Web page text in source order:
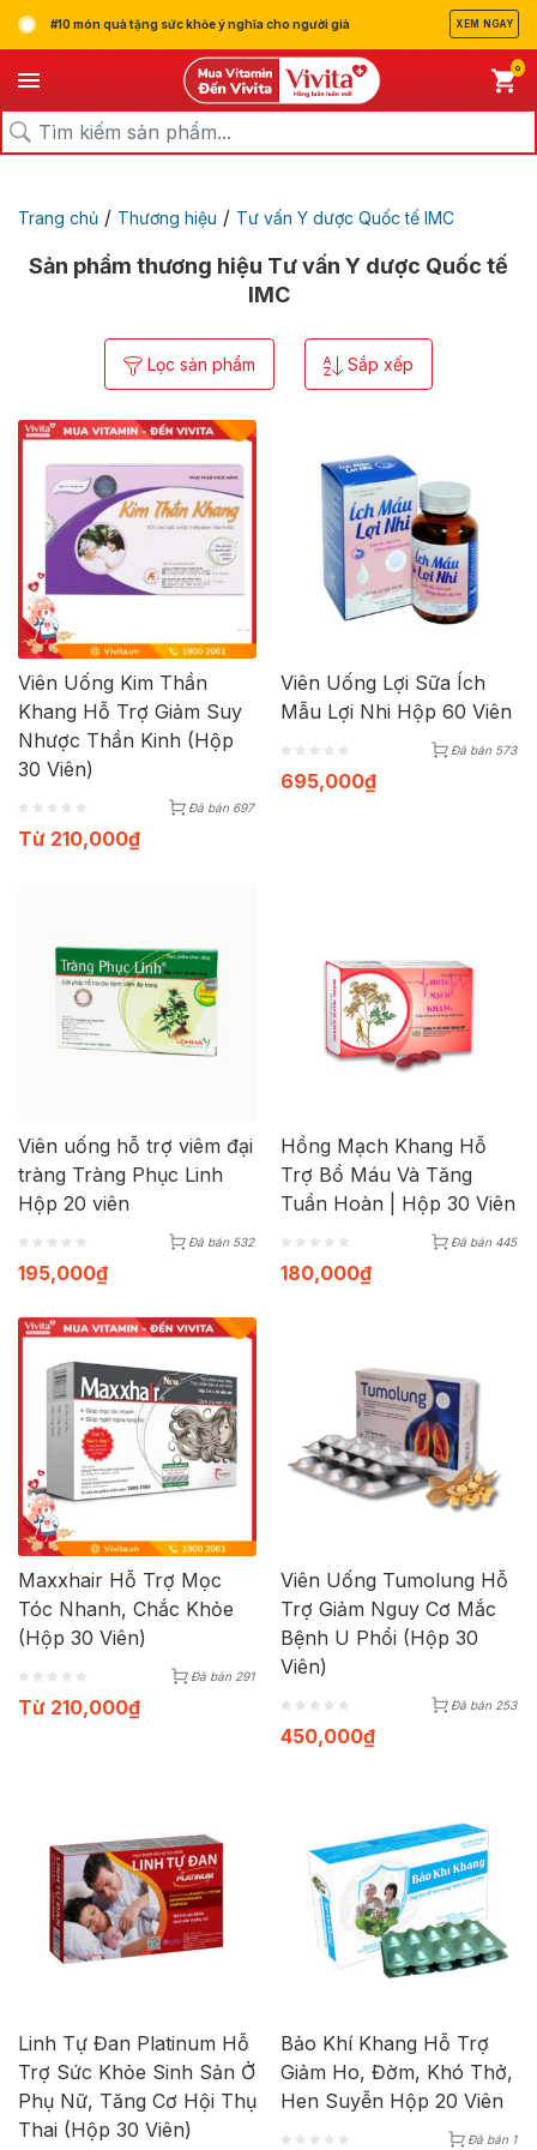
#10 món quà tặng sức khỏe ý nghĩa cho người già XEM NGAY
0
Trang chủ / Thương hiệu / Tư vấn Y dược Quốc tế IMC
Sản phẩm thương hiệu Tư vấn Y dược Quốc tế
IMC
Lọc sản phẩm Sắp xếp
Viên Uống Kim Thần
Khang Hỗ Trợ Giảm Suy
Nhược Thần Kinh (Hộp
30 Viên)
Đã bán 697
Từ 210,000₫
Viên Uống Lợi Sữa Ích
Mẫu Lợi Nhi Hộp 60 Viên
Đã bán 573
695,000₫
Viên uống hỗ trợ viêm đại
tràng Tràng Phục Linh
Hộp 20 viên
Đã bán 532
195,000₫
Hồng Mạch Khang Hỗ
Trợ Bổ Máu Và Tăng
Tuần Hoàn | Hộp 30 Viên
Đã bán 445
180,000₫
Maxxhair Hỗ Trợ Mọc
Tóc Nhanh, Chắc Khỏe
(Hộp 30 Viên)
Đã bán 291
Từ 210,000₫
Viên Uống Tumolung Hỗ
Trợ Giảm Nguy Cơ Mắc
Bệnh U Phổi (Hộp 30
Viên)
Đã bán 253
450,000₫
Linh Tự Đan Platinum Hỗ
Trợ Sức Khỏe Sinh Sản Ở
Phụ Nữ, Tăng Cơ Hội Thụ
Thai (Hộp 30 Viên)
Bảo Khí Khang Hỗ Trợ
Giảm Ho, Đờm, Khó Thở,
Hen Suyễn Hộp 20 Viên
Đã bán 1